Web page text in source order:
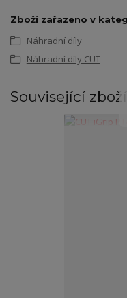
Zboží zařazeno v
Náhradní díly
Náhradní díly CUT
Související zboží